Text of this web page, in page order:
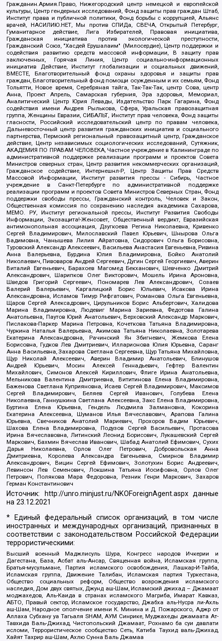
Гражданин.Армия.Право, Нижегородский центр немецкой и европейской
культуры, Центр гендерных исследований, Фонд защиты прав граждан Штаб,
Институт права и публичной политики, Фонд борьбы с коррупцией, Альянс
врачей, НАСИЛИЮ.НЕТ, Мы против СПИДа, СВЕЧА, Открытый Петербург,
Гуманитарное действие, Лига Избирателей, Правовая инициатива,
Гражданская инициатива против экологической преступности,
Гражданский Союз, "Хасдей Ерушалаим" (Милосердие), Центр поддержки и
содействия развитию средств массовой информации, В защиту прав
заключенных, Горячая Линия, Центр социально-информационных
инициатив Действие, Институт глобализации и социальных движений,
ВМЕСТЕ, Благотворительный фонд охраны здоровья и защиты прав
граждан, Благотворительный фонд помощи осужденным и их семьям, Фонд
Тольятти, Новое время, Серебряная тайга, Так-Так-Так, центр Сова, центр
Анна, Проект Апрель, Самарская губерния, Эра здоровья, Мемориал,
Аналитический Центр Юрия Левады, Издательство Парк Гагарина, Фонд
содействия имени Андрея Рылькова, Сфера, Уральская правозащитная
группа, Женщины Евразии, СИБАЛЬТ, Институт прав человека, Фонд защиты
гласности, Российский исследовательский центр по правам человека,
Дальневосточный центр развития гражданских инициатив и социального
партнерства, Пермский региональный правозащитный центр, Гражданское
действие, Центр независимых социологических исследований, Сутяжник,
АКАДЕМИЯ ПО ПРАВАМ ЧЕЛОВЕКА, Частное учреждение в Калининграде по
административной поддержке реализации программ и проектов Совета
Министров северных стран, Центр развития некоммерческих организаций,
Гражданское содействие, Интернешнл-Р, Центр Защиты Прав Средств
Массовой Информации, Институт развития прессы - Сибирь, Частное
учреждение в Санкт-Петербурге по административной поддержке
реализации программ и проектов Совета Министров Северных Стран, Фонд
поддержки свободы прессы, Гражданский контроль, Человек и Закон,
Общественная комиссия по сохранению наследия академика Сахарова,
МЕМО. РУ, Институт региональной прессы, Институт Развития Свободы
Информации, Экозащита!-Женсовет, Общественный вердикт, Евразийская
антимонопольная ассоциация, Дзугкоева Регина Николаевна, Кривенко
Сергей Владимирович, Милославский Павел Юрьевич, Шнырова Ольга
Вадимовна, Чанышева Лилия Айратовна, Сидорович Ольга Борисовна,
Туровский Александр Алексеевич, Васильева Анастасия Евгеньевна, Ривина
Анна Валерьевна, Бурдина Юлия Владимировна, Бойко Анатолий
Николаевич, Пивоваров Андрей Сергеевич, Дугин Сергей Георгиевич, Аверин
Виталий Евгеньевич, Барахоев Магомед Бекханович, Шевченко Дмитрий
Александрович, Шарипков Олег Викторович, Мошель Ирина Ароновна,
Шведов Григорий Сергеевич, Пономарев Лев Александрович, Созаев
Валерий Валерьевич, Каргалицкий Борис Юльевич, Исакова Ирина
Александровна, Исламов Тимур Рифгатович, Романова Ольга Евгеньевна,
Щаров Сергей Алексадрович, Цирульников Борис Альбертович, Халидова
Марина Владимировна, Людевиг Марина Зариевна, Федотова Галина
Анатольевна, Паутов Юрий Анатольевич, Верховский Александр Маркович,
Пислакова-Паркер Марина Петровна, Кочеткова Татьяна Владимировна,
Чуркина Наталья Валерьевна, Акимова Татьяна Николаевна, Золотарева
Екатерина Александровна, Рачинский Ян Збигневич, Жемкова Елена
Борисовна, Гудков Лев Дмитриевич, Илларионова Юлия Юрьевна, Саранг
Анна Васильевна, Захарова Светлана Сергеевна, Щур Татьяна Михайловна,
Щур Николай Алексеевич, Аверин Владимир Анатольевич, Блинушов
Андрей Юрьевич, Мосин Алексей Геннадьевич, Гефтер Валентин
Михайлович, Симонов Алексей Кириллович, Флиге Ирина Анатольевна,
Мельникова Валентина Дмитриевна, Вититинова Елена Владимировна,
Баженова Светлана Куприяновна, Исаев Сергей Владимирович, Максимов
Сергей Владимирович, Беляев Сергей Иванович, Голубева Елена
Николаевна, Ганнушкина Светлана Алексеевна, Закс Елена Владимировна,
Буртина Елена Юрьевна, Гендель Людмила Залмановна, Кокорина
Екатерина Алексеевна, Шуманов Илья Вячеславович, Арапова Галина
Юрьевна, Свечников Анатолий Мариевич, Прохоров Вадим Юрьевич,
Шахова Елена Владимировна, Подузов Сергей Васильевич, Протасова
Ирина Вячеславовна, Литинский Леонид Борисович, Лукашевский Сергей
Маркович, Бахмин Вячеслав Иванович, Шабад Анатолий Ефимович, Сухих
Дарья Николаевна, Орлов Олег Петрович, Добровольская Анна
Дмитриевна, Королева Александра Евгеньевна, Смирнов Владимир
Александрович, Вицин Сергей Ефимович, Золотухин Борис Андреевич,
Левинсон Лев Семенович, Локшина Татьяна Иосифовна, Орлов Олег
Петрович, Полякова Мара Федоровна, Резник Генри Маркович, Захаров
Герман Константинович
Источник: http://unro.minjust.ru/NKOForeignAgent.aspxданные
на23.12.2021
* Единый федеральный список организаций, в том числе
иностранных и международных организаций, признанных в
соответствии с законодательством Российской Федерации
террористическими:
Высший военный Маджлисуль Шура, Конгресс народов Ичкерии и
Дагестана, База, Асбат аль-Ансар, Священная война, Исламская группа,
Братья-мусульмане, Партия исламского освобождения, Лашкар-И-Тайба,
Исламская группа, Движение Талибан, Исламская партия Туркестана,
Общество социальных реформ, Общество возрождения исламского
наследия, Дом двух святых, Джунд аш-Шам, Исламский джихад – Джамаат
моджахедов, Аль-Каида в странах исламского Магриба, Имарат Кавказ,
АБТО, Правый сектор, Исламское государство, Джабха аль-Нусра ли-Ахль
аш-Шам, Народное ополчение имени К. Минина и Д. Пожарского, Аджр от
Аллаха Субхану уа Тагьаля SHAM, АУМ Синрике, Муджахеды джамаата Ат-
Тавхида Валь-Джихад, Чистопольский Джамаат, Рохнамо ба суи давлати
исломи, Террористическое сообщество Сеть, Катиба Таухид валь-Джихад,
Хайят Тахрир аш-Шам, Ахлю Сунна Валь Джамаа